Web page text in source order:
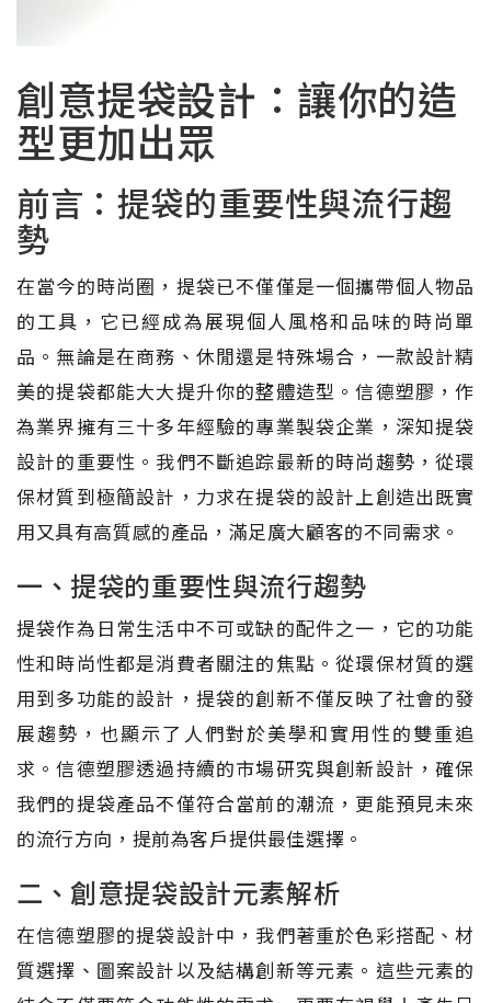
創意提袋設計：讓你的造
型更加出眾
前言：提袋的重要性與流行趨
勢
在當今的時尚圈，提袋已不僅僅是一個攜帶個人物品
的工具，它已經成為展現個人風格和品味的時尚單
品。無論是在商務、休閒還是特殊場合，一款設計精
美的提袋都能大大提升你的整體造型。信德塑膠，作
為業界擁有三十多年經驗的專業製袋企業，深知提袋
設計的重要性。我們不斷追踪最新的時尚趨勢，從環
保材質到極簡設計，力求在提袋的設計上創造出既實
用又具有高質感的產品，滿足廣大顧客的不同需求。
一、提袋的重要性與流行趨勢
提袋作為日常生活中不可或缺的配件之一，它的功能
性和時尚性都是消費者關注的焦點。從環保材質的選
用到多功能的設計，提袋的創新不僅反映了社會的發
展趨勢，也顯示了人們對於美學和實用性的雙重追
求。信德塑膠透過持續的市場研究與創新設計，確保
我們的提袋產品不僅符合當前的潮流，更能預見未來
的流行方向，提前為客戶提供最佳選擇。
二、創意提袋設計元素解析
在信德塑膠的提袋設計中，我們著重於色彩搭配、材
質選擇、圖案設計以及結構創新等元素。這些元素的